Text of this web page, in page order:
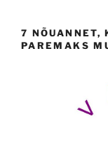
7 NÕUANNET,
PAREMAKS